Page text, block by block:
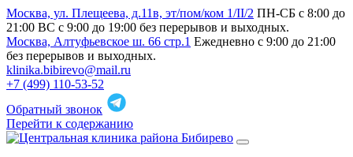
Москва, ул. Плещеева, д.11в, эт/пом/ком 1/II/2 ПН-СБ с 8:00 до
21:00 ВС с 9:00 до 19:00 без перерывов и выходных.
Москва, Алтуфьевское ш. 66 стр.1 Ежедневно с 9:00 до 21:00
без перерывов и выходных.
klinika.bibirevo@mail.ru
+7 (499) 110-53-52
Обратный звонок
Перейти к содержанию